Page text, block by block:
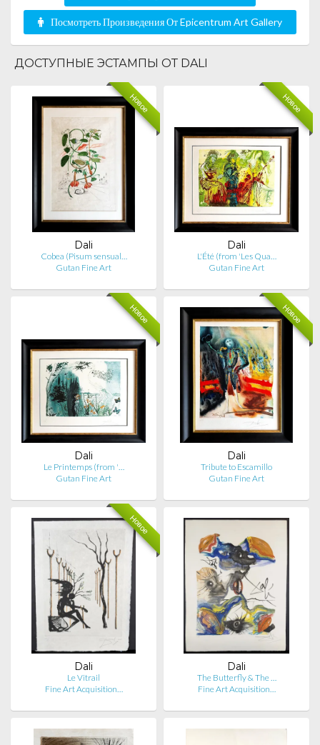
Посмотреть Произведения От Epicentrum Art Gallery
ДОСТУПНЫЕ ЭСТАМПЫ ОТ DALI
Новое
Dali
Cobea (Pisum sensual…
Gutan Fine Art
Новое
Dali
L'Été (from 'Les Qua…
Gutan Fine Art
Новое
Dali
Le Printemps (from '…
Gutan Fine Art
Новое
Dali
Tribute to Escamillo
Gutan Fine Art
Новое
Dali
Le Vitrail
Fine Art Acquisition…
Dali
The Butterfly & The …
Fine Art Acquisition…